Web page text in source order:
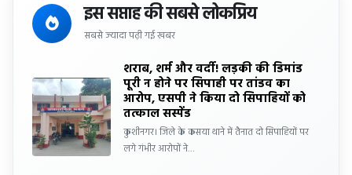
इस सप्ताह की सबसे लोकप्रिय
सबसे ज्यादा पढ़ी गई खबर
शराब, शर्म और वर्दी! लड़की की डिमांड
पूरी न होने पर सिपाही पर तांडव का
आरोप, एसपी ने किया दो सिपाहियों को
तत्काल सस्पेंड
कुशीनगर। जिले के कसया थाने में तैनात दो सिपाहियों पर
लगे गंभीर आरोपों ने…